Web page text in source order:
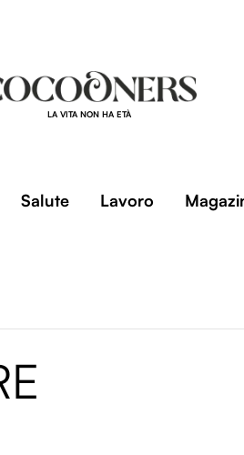
LA VITA NON HA ETÀ
Salute Lavoro